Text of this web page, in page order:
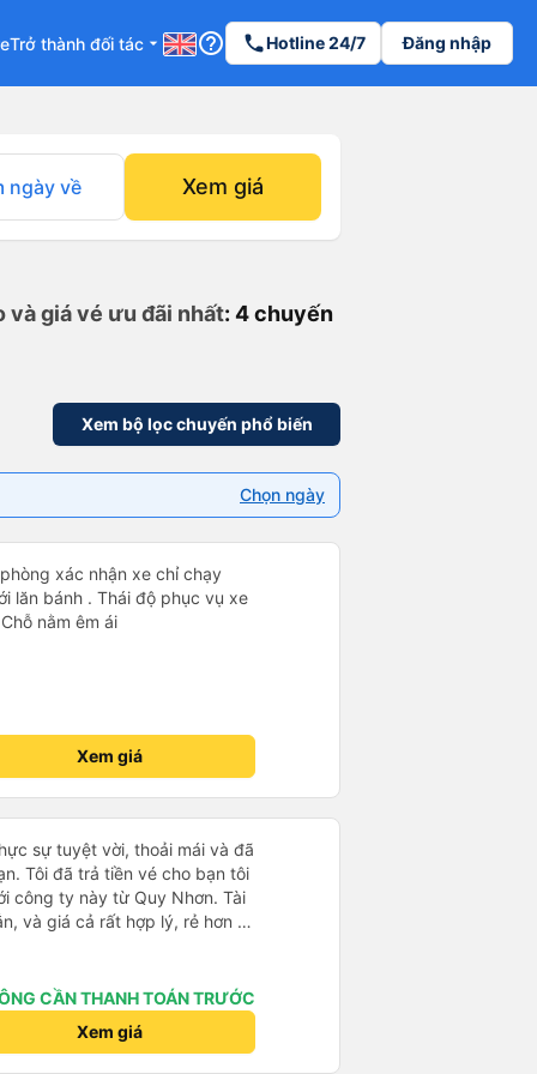
Trở thành đối tác arrow_drop_down help_outline phoneHotline 24/7 Đăng nhập
ngày về Xem giá
và giá vé ưu đãi nhất: 4 chuyến
Xem bộ lọc chuyến phổ biến
Chọn ngày
xác nhận xe chỉ chạy
lăn bánh . Thái độ phục vụ xe
nằm êm ái
Xem giá
sự tuyệt vời, thoải mái và đã
Tôi đã trả tiền vé cho bạn tôi
công ty này từ Quy Nhơn. Tài
và giá cả rất hợp lý, rẻ hơn so
CẦN THANH TOÁN TRƯỚC
Xem giá